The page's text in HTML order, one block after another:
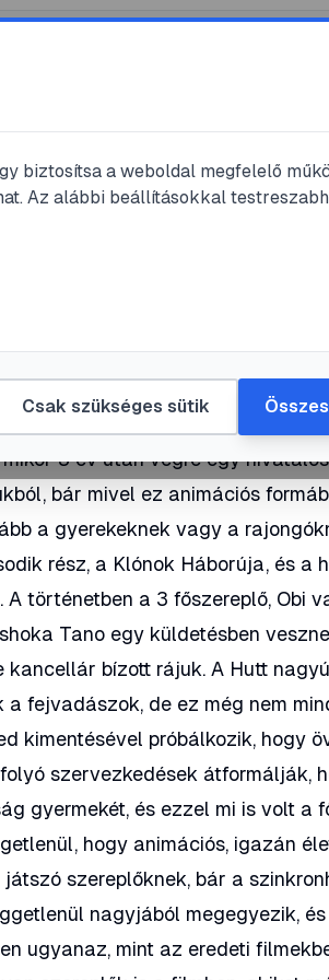
A film
3 év után végre egy
bár mivel ez animációs
a gyerekeknek vagy a
rész, a Klónok Háborúja, és a
történetben a 3 főszereplő, Obi
Tano egy küldetésben
bízott rájuk. A Hutt
fejvadászok, de ez még nem
kimentésével próbálkozik, hogy
szervezkedések átformálják,
gyermekét, és ezzel mi is volt a
hogy animációs, igazán
szereplőknek, bár a
nagyjából megegyezik,
ugyanaz, mint az eredeti
biztosítsa a weboldal megfelelő
Az alábbi beállításokkal
Csak szükséges sütik